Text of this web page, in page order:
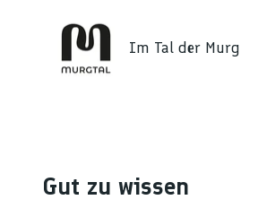
Im Tal der Murg
Gut zu wissen